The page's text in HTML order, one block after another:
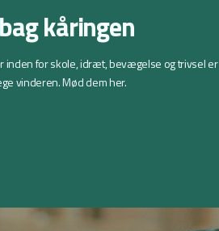
kåringen
inden for skole, idræt, bevægelse og trivsel er
vinderen. Mød dem her.
Tønder, formand for